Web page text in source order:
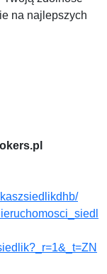
na najlepszych